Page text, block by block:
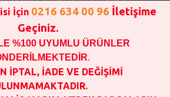
İŞLEMİ YAPMADAN ÖNCE
VE FİYAT BİLGİSİ ALINIZ !!!
ÜSTÜ SİPARİŞ VERİLEBİLİR!!!
MARKA YEDEK PARÇALARIN
YOKTUR!!!!!!!!!!!
İçin 0216 634 00 96 İletişime
Geçiniz.
%100 UYUMLU ÜRÜNLER
.
İPTAL, İADE VE DEĞİŞİMİ